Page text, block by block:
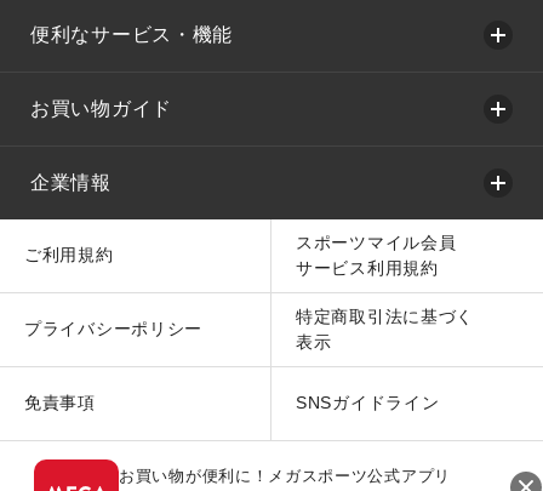
便利なサービス・機能
お買い物ガイド
企業情報
ご利用規約
スポーツマイル会員
サービス利用規約
プライバシーポリシー
特定商取引法に基づく
表示
免責事項 SNSガイドライン
お買い物が便利に！メガスポーツ公式アプリ